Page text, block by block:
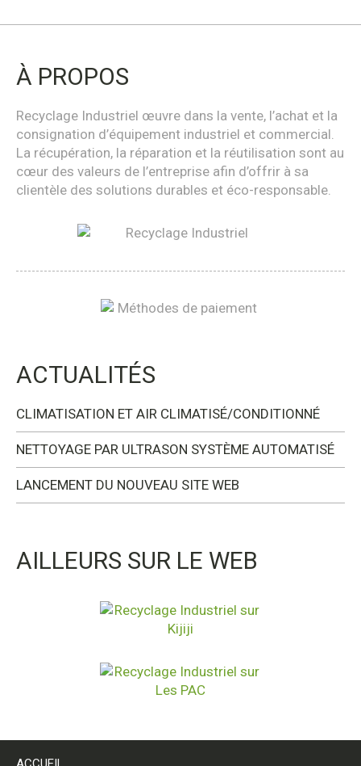
À PROPOS
Recyclage Industriel œuvre dans la vente, l’achat et la
consignation d’équipement industriel et commercial.
La récupération, la réparation et la réutilisation sont au
cœur des valeurs de l’entreprise afin d’offrir à sa
clientèle des solutions durables et éco-responsable.
ACTUALITÉS
CLIMATISATION ET AIR CLIMATISÉ/CONDITIONNÉ
NETTOYAGE PAR ULTRASON SYSTÈME AUTOMATISÉ
LANCEMENT DU NOUVEAU SITE WEB
AILLEURS SUR LE WEB